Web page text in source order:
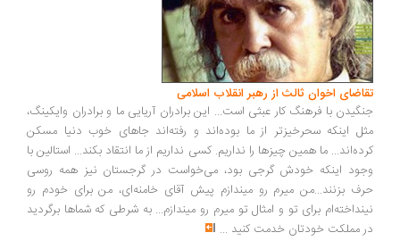
تقاضای اخوان ثالث از رهبر انقلاب اسلامی
جنگیدن با فرهنگ کار عبثی است... این برادران آریایی ما و برادران وایکینگ،
مثل اینکه سحرخیزتر از ما بوده‌اند و رفته‌اند جاهای خوب دنیا مسکن
کرده‌اند... ما همین چیزها را نداریم. کسی نداریم از ما انتقاد بکند... استالین با
وجود اینکه خودش گرجی بود، می‌خواست در گرجستان نیز همه روسی
حرف بزنند...من میرم رو میندازم پیش آقای خامنه‌ای، من برای خودم رو
نینداخته‌ام برای تو و امثال تو میرم رو میندازم... به شرطی که شماها برگردید
در مملکت خودتان خدمت کنید ...